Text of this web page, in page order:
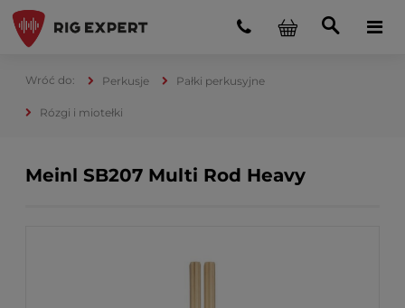
Perkusje Pałki perkusyjne
Rózgi i miotełki
Meinl SB207 Multi Rod Heavy